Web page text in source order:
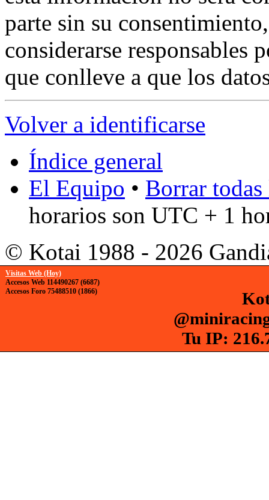
parte sin su
considerarse responsables
que conlleve a que los
Volver a identificarse
Índice general
El Equipo • Borrar
horarios son UTC + 1
© Kotai 1988 - 2026
Visitas Web (Hoy)
Accesos Web 114490267 (6687)
Accesos Foro 75488510 (1866)
Tu IP: